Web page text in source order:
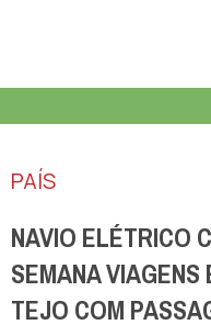
PAÍS
NAVIO ELÉTRICO
SEMANA
TEJO COM